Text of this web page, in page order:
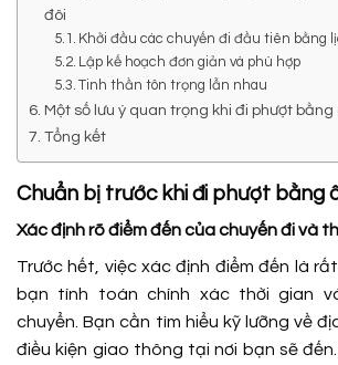
đôi
Khởi đầu các chuyến đi đầu tiên bằng
Lập kế hoạch đơn giản và phù hợp
Tinh thần tôn trọng lẫn nhau
Một số lưu ý quan trọng khi đi phượt bằng
Tổng kết
Chuẩn bị trước khi đi phượt bằng
Xác định rõ điểm đến của chuyến đi và
Trước hết, việc xác định điểm đến là
bạn tính toán chính xác thời gian
chuyển. Bạn cần tìm hiểu kỹ lưỡng về
điều kiện giao thông tại nơi bạn sẽ